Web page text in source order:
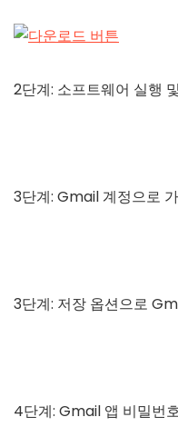
2단계: 소프트웨어 실행
3단계: Gmail 계정으로
3단계: 저장 옵션으로
4단계: Gmail 앱 비밀번